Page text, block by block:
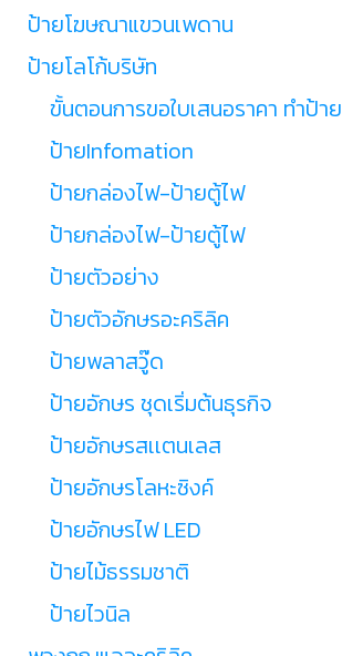
ป้ายโฆษณาแขวนเพดาน
ป้ายโลโก้บริษัท
ขั้นตอนการขอใบเสนอราคา ทำป้าย
ป้ายInfomation
ป้ายกล่องไฟ-ป้ายตู้ไฟ
ป้ายกล่องไฟ-ป้ายตู้ไฟ
ป้ายตัวอย่าง
ป้ายตัวอักษรอะคริลิค
ป้ายพลาสวู๊ด
ป้ายอักษร ชุดเริ่มต้นธุรกิจ
ป้ายอักษรสเเตนเลส
ป้ายอักษรโลหะซิงค์
ป้ายอักษรไฟ LED
ป้ายไม้ธรรมชาติ
ป้ายไวนิล